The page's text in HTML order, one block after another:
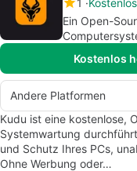
Ein Open-
Kostenlos
Andere Platformen
Kudu ist eine kostenlose,
Systemwartung
und Schutz Ihres PCs,
Ohne Werbung oder…